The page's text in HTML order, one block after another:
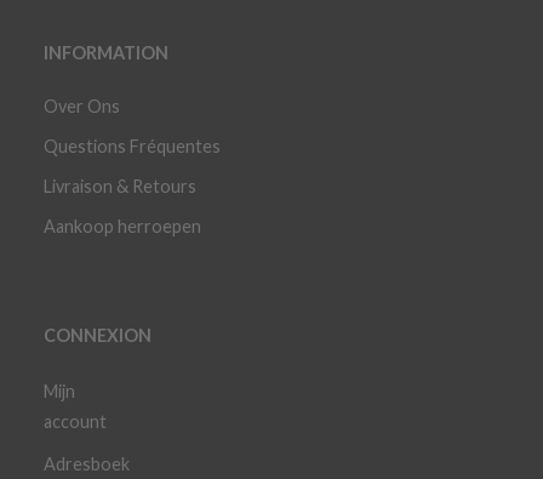
INFORMATION
Over Ons
Questions Fréquentes
Livraison & Retours
Aankoop herroepen
CONNEXION
Mijn
account
Adresboek